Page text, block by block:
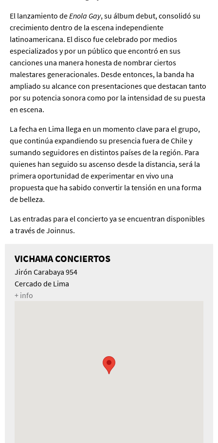
El lanzamiento deEnola Gay, su álbum debut, consolidó su
crecimiento dentro de la escena independiente
latinoamericana. El disco fue celebrado por medios
especializados y por un público que encontró en sus
canciones una manera honesta de nombrar ciertos
malestares generacionales. Desde entonces, la banda ha
ampliado su alcance con presentaciones que destacan tanto
por su potencia sonora como por la intensidad de su puesta
en escena.
La fecha en Lima llega en un momento clave para el grupo,
que continúa expandiendo su presencia fuera de Chile y
sumando seguidores en distintos países de la región. Para
quienes han seguido su ascenso desde la distancia, será la
primera oportunidad de experimentar en vivo una
propuesta que ha sabido convertir la tensión en una forma
de belleza.
Las entradas para el concierto ya se encuentran disponibles
a través de Joinnus.
VICHAMA CONCIERTOS
Jirón Carabaya 954
Cercado de Lima
+ info